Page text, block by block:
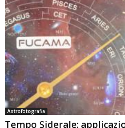
Astrofotografia
Tempo Siderale: